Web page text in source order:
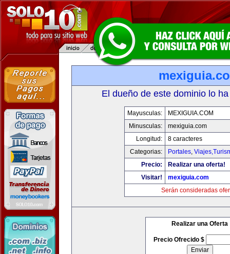
El dueño de este dominio lo
Mayusculas:
MEXIGUIA.COM
Minusculas:
mexiguia.com
Longitud:
8 caracteres
Categorias:
Portales,
Precio:
Realizar una oferta!
Visitar!
mexiguia.com
Serán consideradas
Realizar una Oferta
Precio Ofrecido $